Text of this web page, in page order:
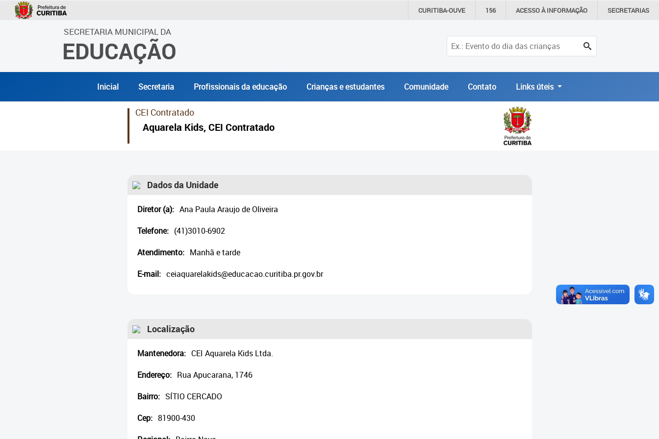
CURITIBA-OUVE 156 ACESSO ÀINFORMAÇÃO SECRETARIAS
SECRETARIA MUNICIPAL DA
EDUCAÇÃO
Inicial Secretaria Profissionais da educação Crianças e estudantes Comunidade Contato Links úteis
CEI Contratado
Aquarela Kids, CEI Contratado
Dados da Unidade
Diretor (a): Ana Paula Araujo de Oliveira
Telefone: (41)3010-6902
Atendimento: Manhã e tarde
E-mail: ceiaquarelakids@educacao.curitiba.pr.gov.br
Localização
Mantenedora: CEI Aquarela Kids Ltda.
Endereço: Rua Apucarana, 1746
Bairro: SÍTIO CERCADO
Cep: 81900-430